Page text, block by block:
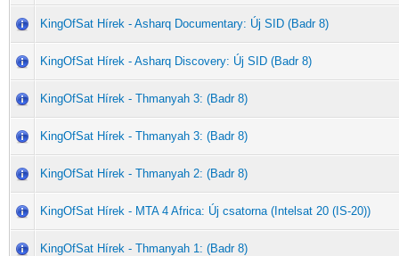
KingOfSat Hírek - Asharq Documentary: Új SID (Badr 8)
KingOfSat Hírek - Asharq Discovery: Új SID (Badr 8)
KingOfSat Hírek - Thmanyah 3: (Badr 8)
KingOfSat Hírek - Thmanyah 3: (Badr 8)
KingOfSat Hírek - Thmanyah 2: (Badr 8)
KingOfSat Hírek - MTA 4 Africa: Új csatorna (Intelsat 20 (IS-20))
KingOfSat Hírek - Thmanyah 1: (Badr 8)